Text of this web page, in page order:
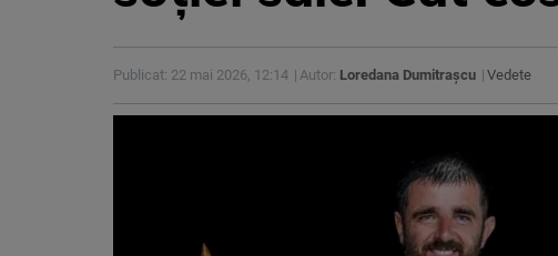
Publicat: 22 mai 2026, 12:14 Autor: Loredana Dumitrașcu Vedete